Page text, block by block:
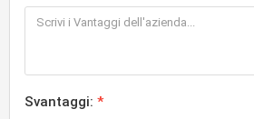
Svantaggi: